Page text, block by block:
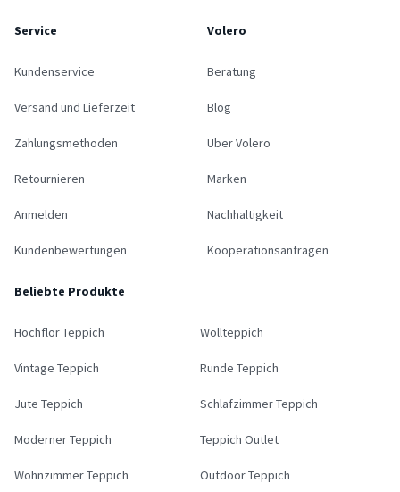
Service
Kundenservice
Versand und Lieferzeit
Zahlungsmethoden
Retournieren
Anmelden
Kundenbewertungen
Volero
Beratung
Blog
Über Volero
Marken
Nachhaltigkeit
Kooperationsanfragen
Beliebte Produkte
Hochflor Teppich Wollteppich
Vintage Teppich Runde Teppich
Jute Teppich Schlafzimmer Teppich
Moderner Teppich Teppich Outlet
Wohnzimmer Teppich Outdoor Teppich